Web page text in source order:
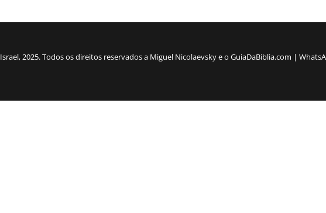
Israel, 2025. Todos os direitos reservados a Miguel Nicolaevsky e o GuiaDaBiblia.com |